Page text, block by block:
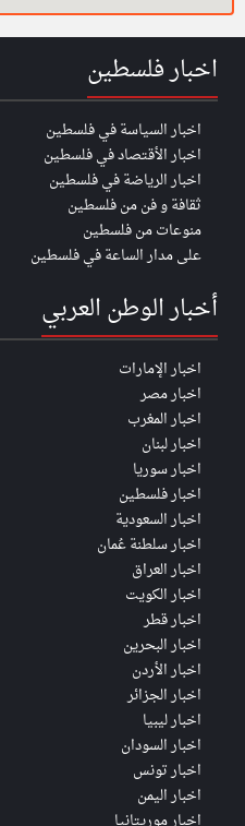
اخبار فلسطين
اخبار السياسة في فلسطين
اخبار الأقتصاد في فلسطين
اخبار الرياضة في فلسطين
ثقافة و فن من فلسطين
منوعات من فلسطين
على مدار الساعة في فلسطين
أخبار الوطن العربي
اخبار الإمارات
اخبار مصر
اخبار المغرب
اخبار لبنان
اخبار سوريا
اخبار فلسطين
اخبار السعودية
اخبار سلطنة عُمان
اخبار العراق
اخبار الكويت
اخبار قطر
اخبار البحرين
اخبار الأردن
اخبار الجزائر
اخبار ليبيا
اخبار السودان
اخبار تونس
اخبار اليمن